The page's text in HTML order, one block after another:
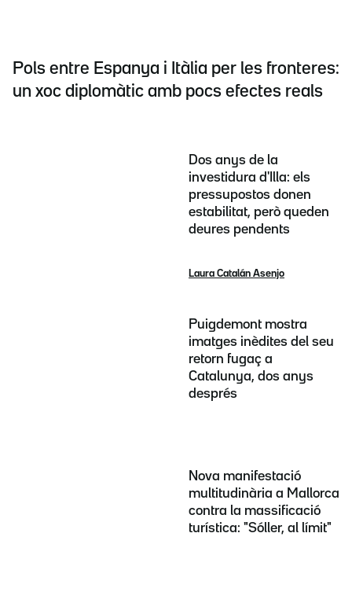
Pols entre Espanya i Itàlia per les fronteres:
un xoc diplomàtic amb pocs efectes reals
Dos anys de la
investidura d'Illa: els
pressupostos donen
estabilitat, però queden
deures pendents
Laura Catalán Asenjo
Puigdemont mostra
imatges inèdites del seu
retorn fugaç a
Catalunya, dos anys
després
Nova manifestació
multitudinària a Mallorca
contra la massificació
turística: "Sóller, al límit"